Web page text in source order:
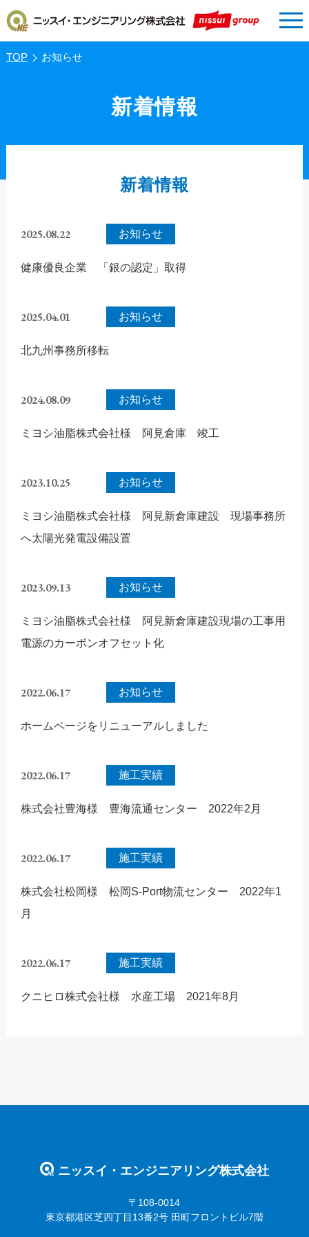
TOP お知らせ
新着情報
新着情報
2025.08.22 お知らせ
健康優良企業 「銀の認定」取得
2025.04.01 お知らせ
北九州事務所移転
2024.08.09 お知らせ
ミヨシ油脂株式会社様 阿見倉庫 竣工
2023.10.25 お知らせ
ミヨシ油脂株式会社様 阿見新倉庫建設 現場事務所
へ太陽光発電設備設置
2023.09.13 お知らせ
ミヨシ油脂株式会社様 阿見新倉庫建設現場の工事用
電源のカーボンオフセット化
2022.06.17 お知らせ
ホームページをリニューアルしました
2022.06.17 施工実績
株式会社豊海様 豊海流通センター 2022年2月
2022.06.17 施工実績
株式会社松岡様 松岡S-Port物流センター 2022年1
月
2022.06.17 施工実績
クニヒロ株式会社様 水産工場 2021年8月
ニッスイ・エンジニアリング株式会社
〒108-0014
東京都港区芝四丁目13番2号 田町フロントビル7階